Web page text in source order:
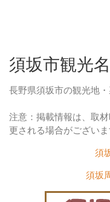
須坂市観光
長野県須坂市の観光地
注意：掲載情報は、取
更される場合がござい
須
須坂